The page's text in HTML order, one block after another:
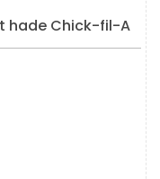
hade Chick-fil-A